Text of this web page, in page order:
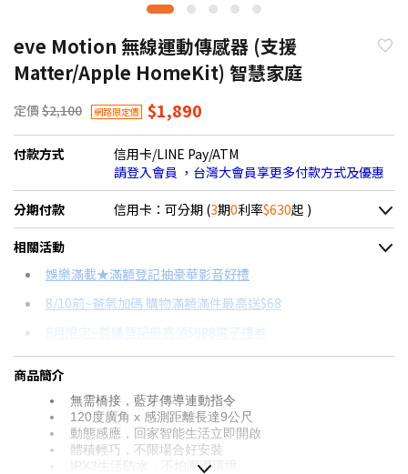
eve Motion 無線運動傳感器 (支援
Matter/Apple HomeKit) 智慧家庭
定價 $2,100 網路限定價 $1,890
付款方式
信用卡/LINE Pay/ATM
請登入會員 ，台灣大會員享更多付款方式及優惠
分期付款 信用卡：可分期 (3期0利率$630起 )
＊實際可分期數、適用利率，請以購物車顯示為主
信用卡分期
分期數
12期
24期
每期金額
$168
$86
配合銀行/業者
相關活動
娛樂滿載★滿額登記抽豪華影音好禮
8/10前~爸氣加碼 購物滿額滿件最高送$68
8月限定~首購登記最高領$888電子禮券
8/15前~指定購物滿額最高回饋25%
台灣大哥大Open Possible聯名卡滿額最高回饋25%
電視降到底破盤
智慧家電功能有哪些？→點我看達人教你買
商品簡介
無需橋接，藍芽傳導連動指令
120度廣角 x 感測距離長達9公尺
動態感應，回家智能生活立即開啟
體積輕巧，不限場合好安裝
IPX3生活防水，不怕潮濕環境